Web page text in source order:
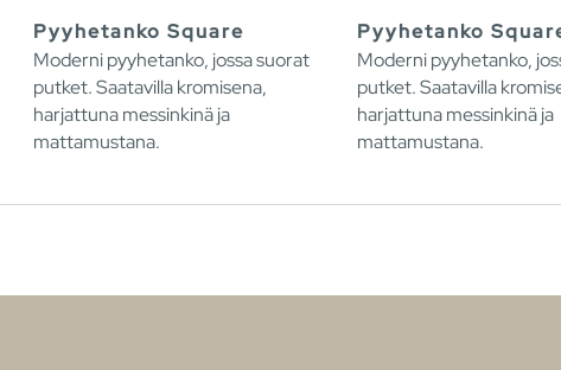
Pyyhetanko Square
Moderni pyyhetanko, jossa suorat
putket. Saatavilla kromisena,
harjattuna messinkinä ja
mattamustana.
Pyyhetanko
Moderni pyyhetanko,
putket. Saatavilla
harjattuna messinkinä ja
mattamustana.